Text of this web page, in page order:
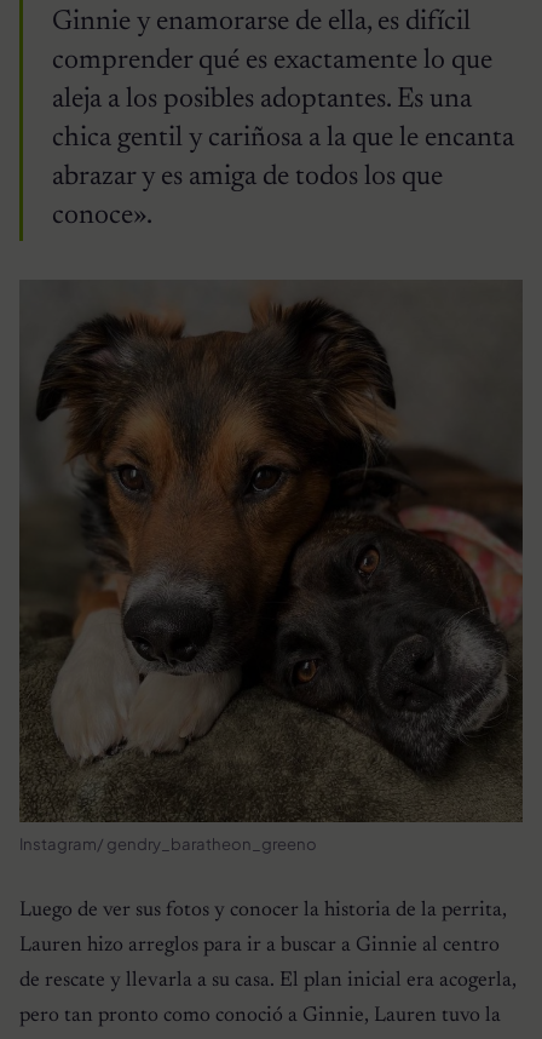
Ginnie y enamorarse de ella, es difícil
comprender qué es exactamente lo que
aleja a los posibles adoptantes. Es una
chica gentil y cariñosa a la que le encanta
abrazar y es amiga de todos los que
conoce».
Instagram/ gendry_baratheon_greeno
Luego de ver sus fotos y conocer la historia de la perrita,
Lauren hizo arreglos para ir a buscar a Ginnie al centro
de rescate y llevarla a su casa. El plan inicial era acogerla,
pero tan pronto como conoció a Ginnie, Lauren tuvo la